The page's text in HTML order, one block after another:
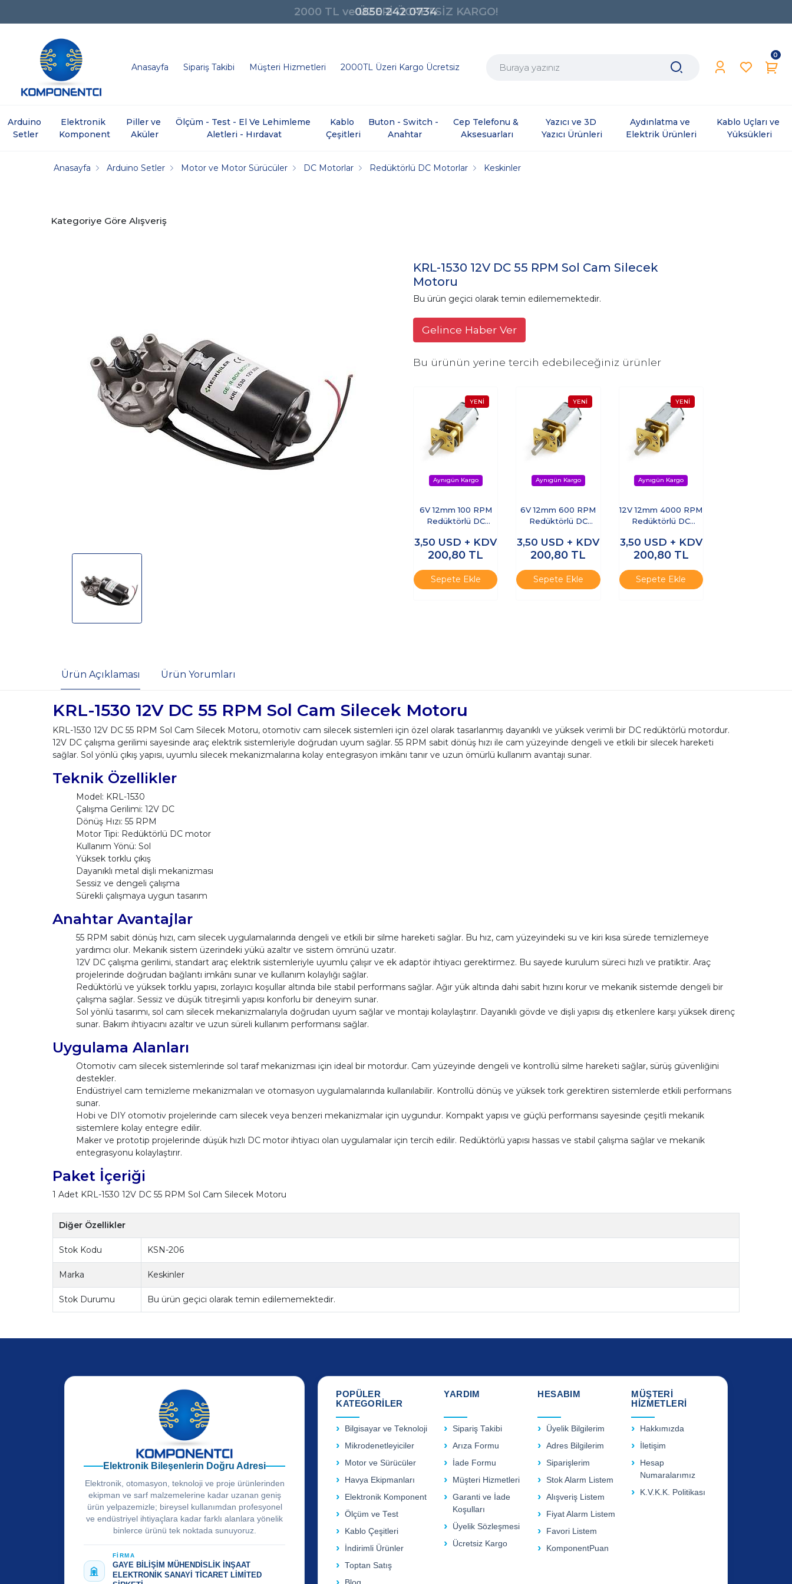
0850 242 0734
Anasayfa Sipariş Takibi Müşteri Hizmetleri 2000TL Üzeri Kargo Ücretsiz
0
Arduino
Setler
Elektronik
Komponent
Piller ve
Aküler
Ölçüm - Test - El Ve Lehimleme
Aletleri - Hırdavat
Kablo
Çeşitleri
Buton - Switch -
Anahtar
Cep Telefonu &
Aksesuarları
Yazıcı ve 3D
Yazıcı Ürünleri
Aydınlatma ve
Elektrik Ürünleri
Kablo Uçları ve
Yüksükleri
Anasayfa Arduino Setler Motor ve Motor Sürücüler DC Motorlar Redüktörlü DC Motorlar Keskinler
Kategoriye Göre Alışveriş
KRL-1530 12V DC 55 RPM Sol Cam Silecek
Motoru
Bu ürün geçici olarak temin edilememektedir.
Gelince Haber Ver
Bu ürünün yerine tercih edebileceğiniz ürünler
6V 12mm 100 RPM
Redüktörlü DC
3,50 USD + KDV
200,80 TL
Sepete Ekle
6V 12mm 600 RPM
Redüktörlü DC
3,50 USD + KDV
200,80 TL
Sepete Ekle
12V 12mm 4000 RPM
Redüktörlü DC
3,50 USD + KDV
200,80 TL
Sepete Ekle
Ürün Açıklaması Ürün Yorumları
KRL-1530 12V DC 55 RPM Sol Cam Silecek Motoru
KRL-1530 12V DC 55 RPM Sol Cam Silecek Motoru, otomotiv cam silecek sistemleri için özel olarak tasarlanmış dayanıklı ve yüksek verimli bir DC redüktörlü motordur.
12V DC çalışma gerilimi sayesinde araç elektrik sistemleriyle doğrudan uyum sağlar. 55 RPM sabit dönüş hızı ile cam yüzeyinde dengeli ve etkili bir silecek hareketi
sağlar. Sol yönlü çıkış yapısı, uyumlu silecek mekanizmalarına kolay entegrasyon imkânı tanır ve uzun ömürlü kullanım avantajı sunar.
Teknik Özellikler
Model: KRL-1530
Çalışma Gerilimi: 12V DC
Dönüş Hızı: 55 RPM
Motor Tipi: Redüktörlü DC motor
Kullanım Yönü: Sol
Yüksek torklu çıkış
Dayanıklı metal dişli mekanizması
Sessiz ve dengeli çalışma
Sürekli çalışmaya uygun tasarım
Anahtar Avantajlar
55 RPM sabit dönüş hızı, cam silecek uygulamalarında dengeli ve etkili bir silme hareketi sağlar. Bu hız, cam yüzeyindeki su ve kiri kısa sürede temizlemeye
yardımcı olur. Mekanik sistem üzerindeki yükü azaltır ve sistem ömrünü uzatır.
12V DC çalışma gerilimi, standart araç elektrik sistemleriyle uyumlu çalışır ve ek adaptör ihtiyacı gerektirmez. Bu sayede kurulum süreci hızlı ve pratiktir. Araç
projelerinde doğrudan bağlantı imkânı sunar ve kullanım kolaylığı sağlar.
Redüktörlü ve yüksek torklu yapısı, zorlayıcı koşullar altında bile stabil performans sağlar. Ağır yük altında dahi sabit hızını korur ve mekanik sistemde dengeli bir
çalışma sağlar. Sessiz ve düşük titreşimli yapısı konforlu bir deneyim sunar.
Sol yönlü tasarımı, sol cam silecek mekanizmalarıyla doğrudan uyum sağlar ve montajı kolaylaştırır. Dayanıklı gövde ve dişli yapısı dış etkenlere karşı yüksek direnç
sunar. Bakım ihtiyacını azaltır ve uzun süreli kullanım performansı sağlar.
Uygulama Alanları
Otomotiv cam silecek sistemlerinde sol taraf mekanizması için ideal bir motordur. Cam yüzeyinde dengeli ve kontrollü silme hareketi sağlar, sürüş güvenliğini
destekler.
Endüstriyel cam temizleme mekanizmaları ve otomasyon uygulamalarında kullanılabilir. Kontrollü dönüş ve yüksek tork gerektiren sistemlerde etkili performans
sunar.
Hobi ve DIY otomotiv projelerinde cam silecek veya benzeri mekanizmalar için uygundur. Kompakt yapısı ve güçlü performansı sayesinde çeşitli mekanik
sistemlere kolay entegre edilir.
Maker ve prototip projelerinde düşük hızlı DC motor ihtiyacı olan uygulamalar için tercih edilir. Redüktörlü yapısı hassas ve stabil çalışma sağlar ve mekanik
entegrasyonu kolaylaştırır.
Paket İçeriği
1 Adet KRL-1530 12V DC 55 RPM Sol Cam Silecek Motoru
Diğer Özellikler
Stok Kodu KSN-206
Marka Keskinler
Stok Durumu Bu ürün geçici olarak temin edilememektedir.
Elektronik Bileşenlerin Doğru Adresi
Elektronik, otomasyon, teknoloji ve proje ürünlerinden
ekipman ve sarf malzemelerine kadar uzanan geniş
ürün yelpazemizle; bireysel kullanımdan profesyonel
ve endüstriyel ihtiyaçlara kadar farklı alanlara yönelik
binlerce ürünü tek noktada sunuyoruz.
FİRMA
GAYE BİLİŞİM MÜHENDİSLİK İNŞAAT
ELEKTRONİK SANAYİ TİCARET LİMİTED
POPÜLER
KATEGORİLER
Bilgisayar ve Teknoloji
Mikrodenetleyiciler
Motor ve Sürücüler
Havya Ekipmanları
Elektronik Komponent
Ölçüm ve Test
Kablo Çeşitleri
İndirimli Ürünler
Toptan Satış
YARDIM
Sipariş Takibi
Arıza Formu
İade Formu
Müşteri Hizmetleri
Garanti ve İade
Koşulları
Üyelik Sözleşmesi
Ücretsiz Kargo
HESABIM
Üyelik Bilgilerim
Adres Bilgilerim
Siparişlerim
Stok Alarm Listem
Alışveriş Listem
Fiyat Alarm Listem
Favori Listem
KomponentPuan
MÜŞTERİ
HİZMETLERİ
Hakkımızda
İletişim
Hesap
Numaralarımız
K.V.K.K. Politikası